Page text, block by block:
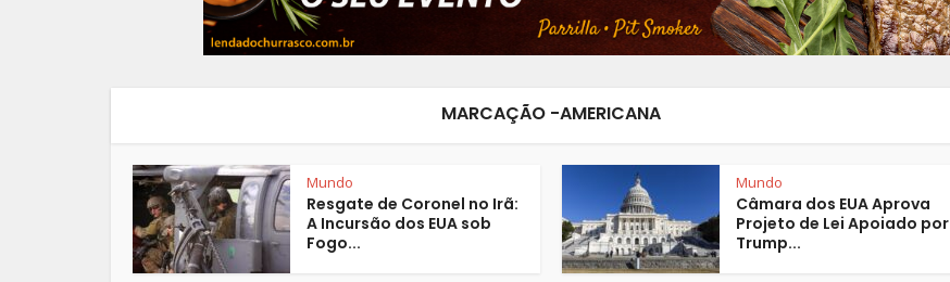
MARCAÇÃO -AMERICANA
Mundo
Resgate de Coronel no Irã:
A Incursão dos EUA sob
Fogo...
Mundo
Câmara dos EUA Aprova
Projeto de Lei Apoiado por
Trump...